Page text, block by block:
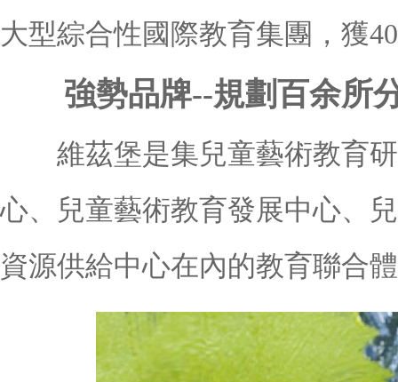
大型綜合性國際教育集團，獲
強勢品牌--規劃百余所
維茲堡是集兒童藝術教育研
心、兒童藝術教育發展中心、
資源供給中心在內的教育聯合